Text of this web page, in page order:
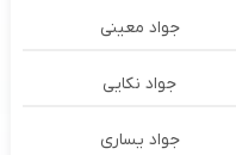
جواد معینی
جواد نکایی
جواد یساری